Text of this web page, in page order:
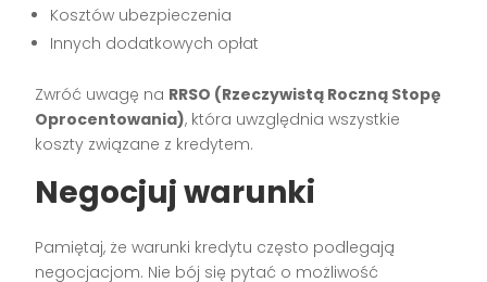
Kosztów ubezpieczenia
Innych dodatkowych opłat
Zwróć uwagę na RRSO (Rzeczywistą Roczną Stopę
Oprocentowania), która uwzględnia wszystkie
koszty związane z kredytem.
Negocjuj warunki
Pamiętaj, że warunki kredytu często podlegają
negocjacjom. Nie bój się pytać o możliwość